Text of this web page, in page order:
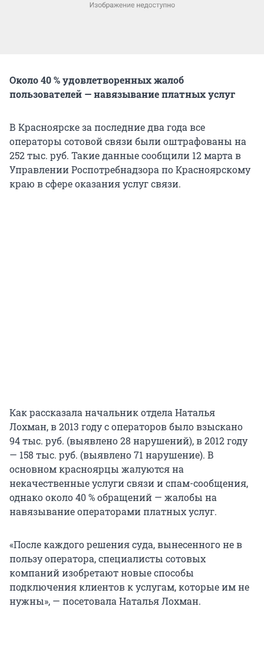
Около 40 % удовлетворенных жалоб
пользователей — навязывание платных услуг
В Красноярске за последние два года все
операторы сотовой связи были оштрафованы на
252 тыс. руб. Такие данные сообщили 12 марта в
Управлении Роспотребнадзора по Красноярскому
краю в сфере оказания услуг связи.
Как рассказала начальник отдела Наталья
Лохман, в 2013 году с операторов было взыскано
94 тыс. руб. (выявлено 28 нарушений), в 2012 году
— 158 тыс. руб. (выявлено 71 нарушение). В
основном красноярцы жалуются на
некачественные услуги связи и спам-сообщения,
однако около 40 % обращений — жалобы на
навязывание операторами платных услуг.
«После каждого решения суда, вынесенного не в
пользу оператора, специалисты сотовых
компаний изобретают новые способы
подключения клиентов к услугам, которые им не
нужны», — посетовала Наталья Лохман.